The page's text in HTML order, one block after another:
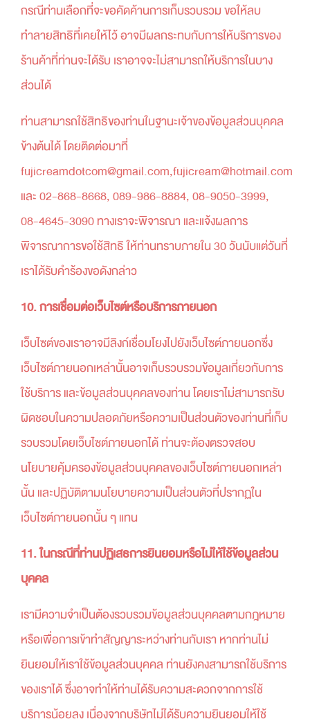
กรณีท่านเลือกที่จะขอคัดค้านการเก็บรวบรวม ขอให้ลบ
ทำลายสิทธิที่เคยให้ไว้ อาจมีผลกระทบกับการให้บริการของ
ร้านค้าที่ท่านจะได้รับ เราอาจจะไม่สามารถให้บริการในบาง
ส่วนได้
ท่านสามารถใช้สิทธิของท่านในฐานะเจ้าของข้อมูลส่วนบุคคล
ข้างต้นได้ โดยติดต่อมาที่
fujicreamdotcom@gmail.com,fujicream@hotmail.com
และ 02-868-8668, 089-986-8884, 08-9050-3999,
08-4645-3090 ทางเราจะพิจารณา และแจ้งผลการ
พิจารณาการขอใช้สิทธิ ให้ท่านทราบภายใน 30 วันนับแต่วันที่
เราได้รับคำร้องขอดังกล่าว
10. การเชื่อมต่อเว็บไซต์หรือบริการภายนอก
เว็บไซต์ของเราอาจมีลิงก์เชื่อมโยงไปยังเว็บไซต์ภายนอกซึ่ง
เว็บไซต์ภายนอกเหล่านั้นอาจเก็บรวบรวมข้อมูลเกี่ยวกับการ
ใช้บริการ และข้อมูลส่วนบุคคลของท่าน โดยเราไม่สามารถรับ
ผิดชอบในความปลอดภัยหรือความเป็นส่วนตัวของท่านที่เก็บ
รวบรวมโดยเว็บไซต์ภายนอกได้ ท่านจะต้องตรวจสอบ
นโยบายคุ้มครองข้อมูลส่วนบุคคลของเว็บไซต์ภายนอกเหล่า
นั้น และปฏิบัติตามนโยบายความเป็นส่วนตัวที่ปรากฏใน
เว็บไซต์ภายนอกนั้น ๆ แทน
11. ในกรณีที่ท่านปฏิเสธการยินยอมหรือไม่ให้ใช้ข้อมูลส่วน
บุคคล
เรามีความจำเป็นต้องรวบรวมข้อมูลส่วนบุคคลตามกฎหมาย
หรือเพื่อการเข้าทำสัญญาระหว่างท่านกับเรา หากท่านไม่
ยินยอมให้เราใช้ข้อมูลส่วนบุคคล ท่านยังคงสามารถใช้บริการ
ของเราได้ ซึ่งอาจทำให้ท่านได้รับความสะดวกจากการใช้
บริการน้อยลง เนื่องจากบริษัทไม่ได้รับความยินยอมให้ใช้